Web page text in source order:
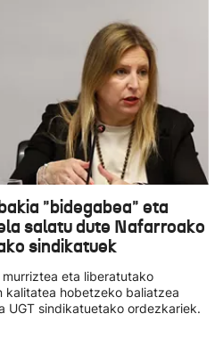
"bidegabea" eta
salatu dute Nafarroako
sindikatuek
eta liberatutako
kalitatea hobetzeko baliatzea
UGT sindikatuetako ordezkariek.